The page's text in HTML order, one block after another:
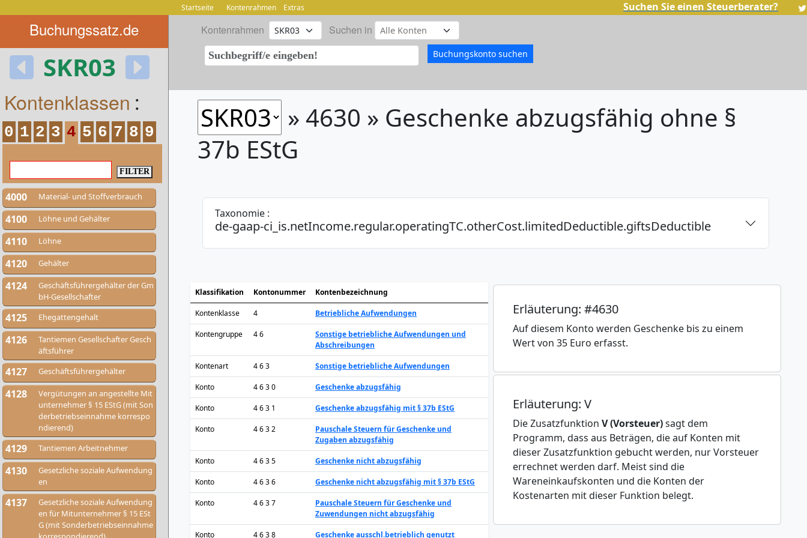
Startseite Kontenrahmen Extras Suchen Sie einen Steuerberater?
Buchungssatz.de
SKR03
Kontenrahmen Suchen in
Kontenklassen :
0 1 2 3 4 5 6 7 8 9
4000 Material- und Stoffverbrauch
4100 Löhne und Gehälter
4110 Löhne
4120 Gehälter
4124
Geschäftsführergehälter der Gm
bH-Gesellschafter
4125 Ehegattengehalt
4126
Tantiemen Gesellschafter Gesch
äftsführer
4127 Geschäftsführergehälter
4128
Vergütungen an angestellte Mit
unternehmer § 15 EStG (mit Son
derbetriebseinnahme korrespo
ndierend)
4129 Tantiemen Arbeitnehmer
4130
Gesetzliche soziale Aufwendung
en
4137
Gesetzliche soziale Aufwendung
en für Mitunternehmer § 15 ESt
G (mit Sonderbetriebseinnahme
» 4630 » Geschenke abzugsfähig ohne §
37b EStG
Taxonomie :
de-gaap-ci_is.netIncome.regular.operatingTC.otherCost.limitedDeductible.giftsDeductible
Klassifikation Kontonummer Kontenbezeichnung
Kontenklasse 4 Betriebliche Aufwendungen
Kontengruppe 4 6
Sonstige betriebliche Aufwendungen und
Abschreibungen
Kontenart 4 6 3 Sonstige betriebliche Aufwendungen
Konto 4 6 3 0 Geschenke abzugsfähig
Konto 4 6 3 1 Geschenke abzugsfähig mit § 37b EStG
Konto 4 6 3 2
Pauschale Steuern für Geschenke und
Zugaben abzugsfähig
Konto 4 6 3 5 Geschenke nicht abzugsfähig
Konto 4 6 3 6 Geschenke nicht abzugsfähig mit § 37b EStG
Konto 4 6 3 7
Pauschale Steuern für Geschenke und
Zuwendungen nicht abzugsfähig
Konto 4 6 3 8 Geschenke ausschl.betrieblich genutzt
Erläuterung: #4630
Auf diesem Konto werden Geschenke bis zu einem
Wert von 35 Euro erfasst.
Erläuterung: V
Die Zusatzfunktion V (Vorsteuer)sagt dem
Programm, dass aus Beträgen, die auf Konten mit
dieser Zusatzfunktion gebucht werden, nur Vorsteuer
errechnet werden darf. Meist sind die
Wareneinkaufskonten und die Konten der
Kostenarten mit dieser Funktion belegt.